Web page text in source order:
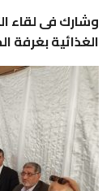
وشارك فى لقاء
الغذائية بغرفة